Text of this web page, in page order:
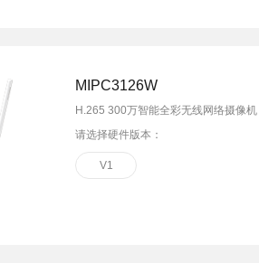
MIPC3126W
H.265 300万智能全彩无线网络摄像机
请选择硬件版本：
V1